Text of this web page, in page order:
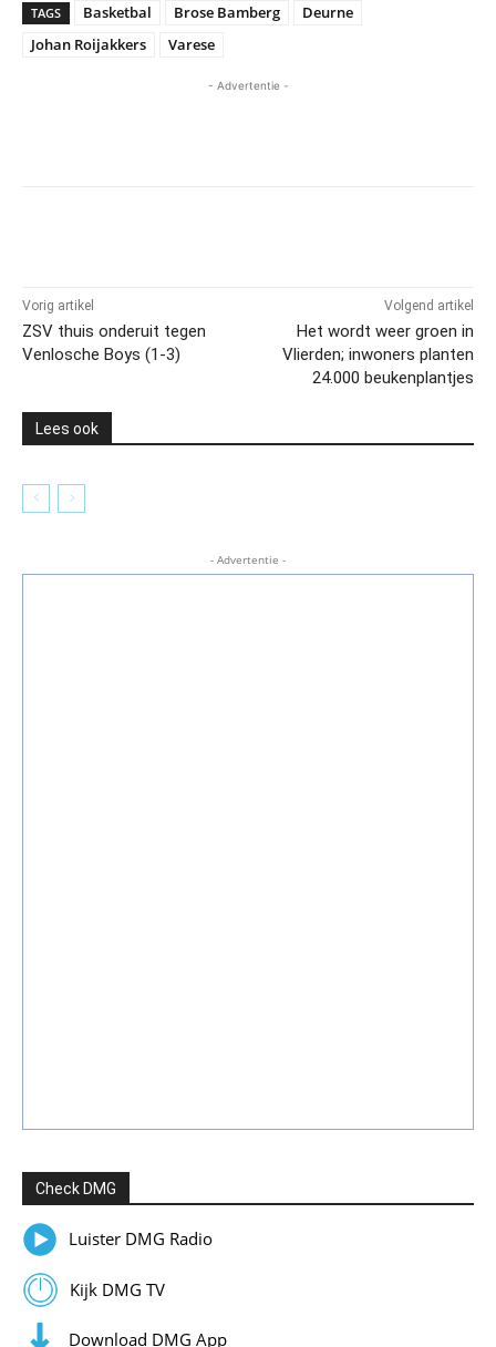
TAGS Basketbal Brose Bamberg
Deurne
Johan Roijakkers
Varese
- Advertentie -
Vorig artikel
ZSV thuis onderuit tegen
Venlosche Boys (1-3)
Volgend artikel
Het wordt weer groen in
Vlierden; inwoners planten
24.000 beukenplantjes
Lees ook
- Advertentie -
Check DMG
Luister DMG Radio
Kijk DMG TV
Download DMG App